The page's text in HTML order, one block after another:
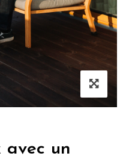
avec un